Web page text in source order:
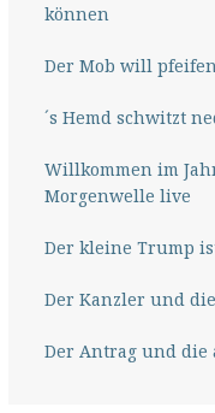
können
Der Mob will
´s Hemd schwitzt
Willkommen im
Morgenwelle live
Der kleine Trump
Der Kanzler und
Der Antrag und die